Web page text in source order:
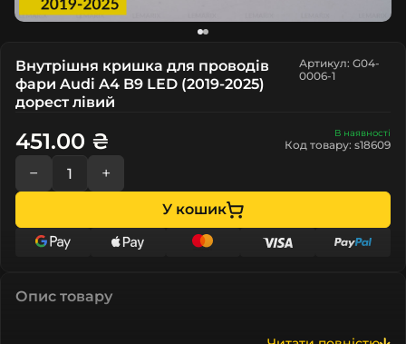
Внутрішня кришка для проводів
фари Audi A4 B9 LED (2019-2025)
дорест лівий
Артикул: G04-
0006-1
В наявності
Код товару: s18609
451.00 ₴
− +
У кошик
Опис товару